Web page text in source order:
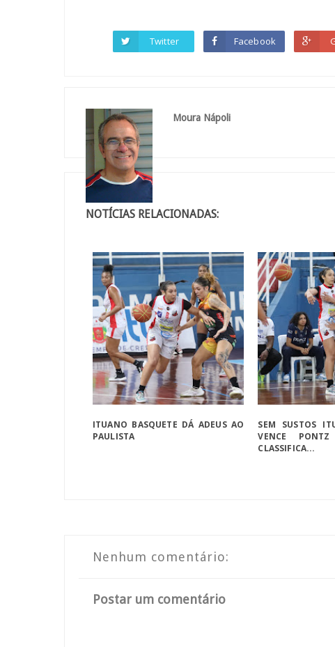
Twitter Facebook
Moura Nápoli
NOTÍCIAS RELACIONADAS:
ITUANO BASQUETE DÁ ADEUS AO
PAULISTA
SEM SUSTOS
VENCE
CLASSIFICA...
Nenhum comentário:
Postar um comentário